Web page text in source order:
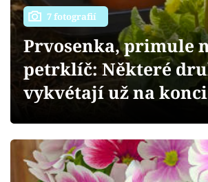
Přihlášení
Sledujte nás
7 fotografií
Prvosenka, primule
petrklíč: Některé
vykvétají už na